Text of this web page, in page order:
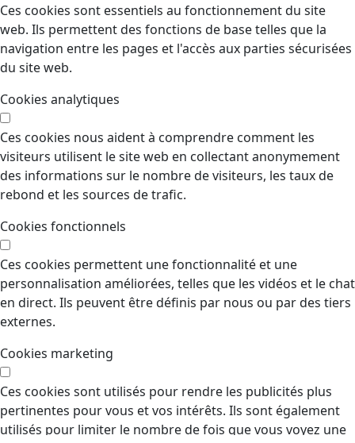
Ces cookies sont essentiels au fonctionnement du site
web. Ils permettent des fonctions de base telles que la
navigation entre les pages et l'accès aux parties sécurisées
du site web.
Cookies analytiques
Ces cookies nous aident à comprendre comment les
visiteurs utilisent le site web en collectant anonymement
des informations sur le nombre de visiteurs, les taux de
rebond et les sources de trafic.
Cookies fonctionnels
Ces cookies permettent une fonctionnalité et une
personnalisation améliorées, telles que les vidéos et le chat
en direct. Ils peuvent être définis par nous ou par des tiers
externes.
Cookies marketing
Ces cookies sont utilisés pour rendre les publicités plus
pertinentes pour vous et vos intérêts. Ils sont également
utilisés pour limiter le nombre de fois que vous voyez une